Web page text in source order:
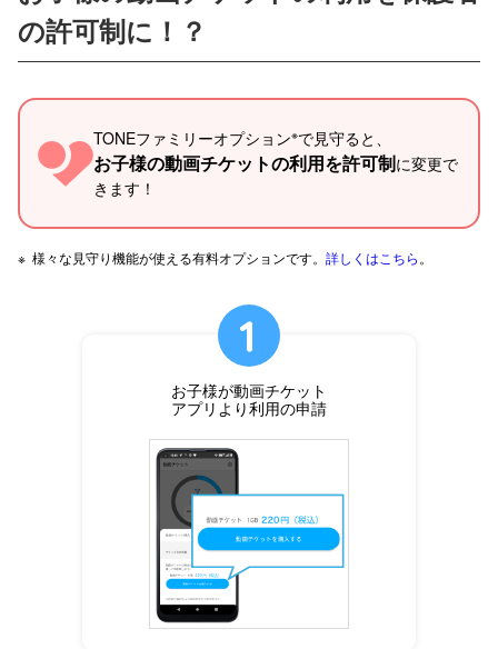
の許可制に！？
TONEファミリーオプション※で見守ると、
お子様の動画チケットの利用を許可制に変更で
きます！
※ 様々な見守り機能が使える有料オプションです。 詳しくはこちら 。
お子様が動画チケット
アプリより利用の申請